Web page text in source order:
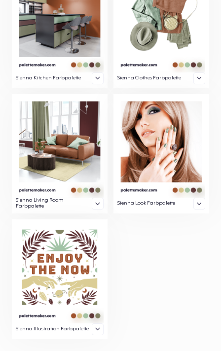
Sienna Kitchen Farbpalette Sienna Clothes Farbpalette
Sienna Living Room
Farbpalette
Sienna Look Farbpalette
Sienna Illustration Farbpalette